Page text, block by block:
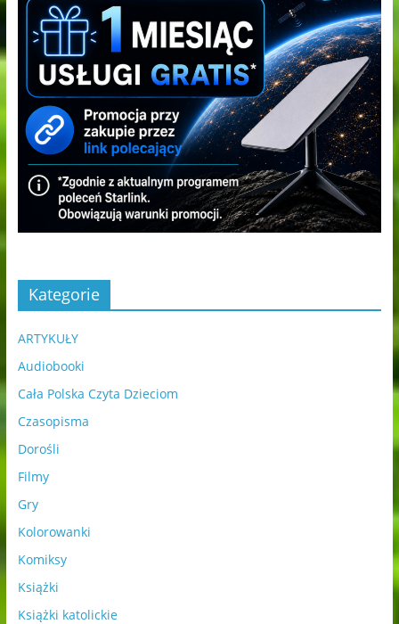
Kategorie
ARTYKUŁY
Audiobooki
Cała Polska Czyta Dzieciom
Czasopisma
Dorośli
Filmy
Gry
Kolorowanki
Komiksy
Książki
Książki katolickie